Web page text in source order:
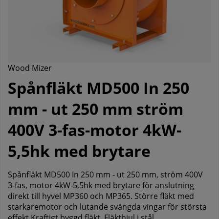
Wood Mizer
Spånfläkt MD500 In 250
mm - ut 250 mm ström
400V 3-fas-motor 4kW-
5,5hk med brytare
Spånfläkt MD500 In 250 mm - ut 250 mm, ström 400V
3-fas, motor 4kW-5,5hk med brytare för anslutning
direkt till hyvel MP360 och MP365. Större fläkt med
starkaremotor och lutande svängda vingar för största